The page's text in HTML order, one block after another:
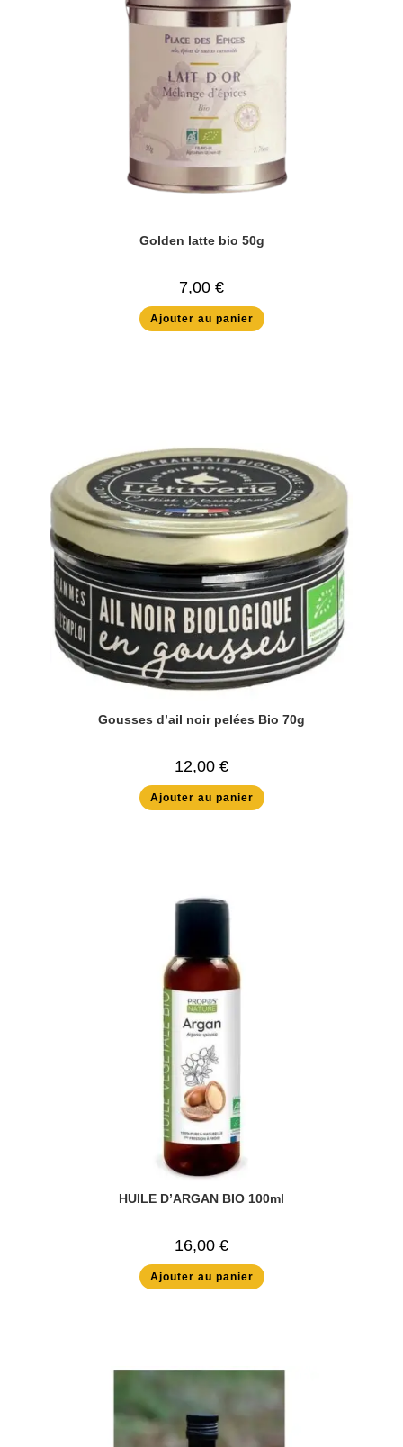
Golden latte bio 50g
7,00 €
Ajouter au panier
Gousses d’ail noir pelées Bio 70g
12,00 €
Ajouter au panier
HUILE D’ARGAN BIO 100ml
16,00 €
Ajouter au panier